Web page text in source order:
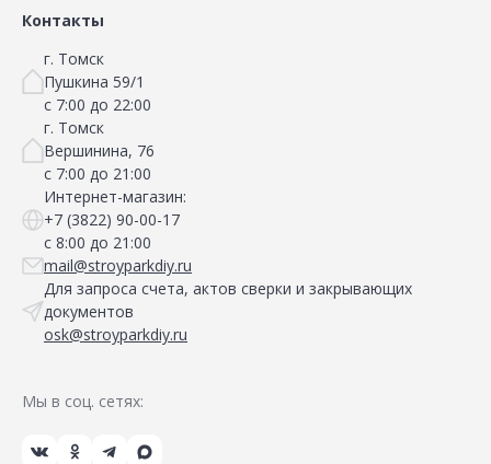
Контакты
г. Томск
Пушкина 59/1
с 7:00 до 22:00
г. Томск
Вершинина, 76
с 7:00 до 21:00
Интернет-магазин:
+7 (3822) 90-00-17
с 8:00 до 21:00
mail@stroyparkdiy.ru
Для запроса счета, актов сверки и закрывающих
документов
osk@stroyparkdiy.ru
Мы в соц. сетях: